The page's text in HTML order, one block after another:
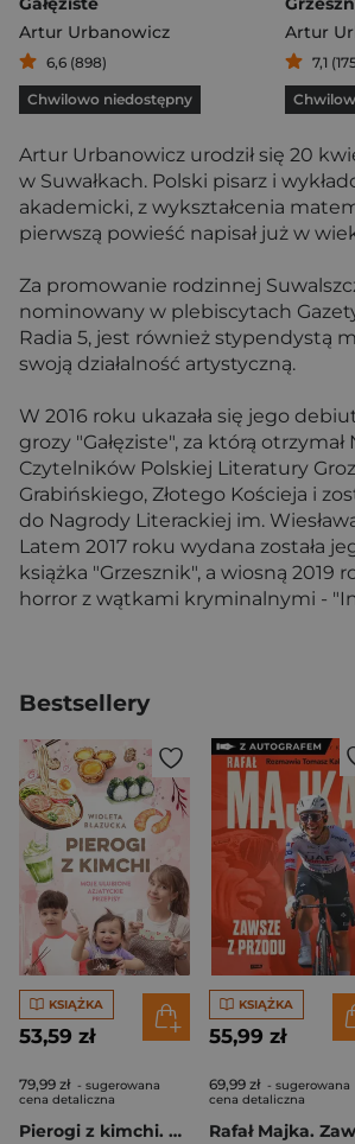
Artur Urbanowicz
6,6 (898)
Chwilowo niedostępny
Artur
7,1
Artur Urbanowicz urodził się 20
w Suwałkach. Polski pisarz i
akademicki, z wykształcenia
pierwszą powieść napisał już w
Za promowanie rodzinnej
nominowany w plebiscytach
Radia 5, jest również stypendystą
swoją działalność artystyczną.
W 2016 roku ukazała się jego
grozy "Gałęziste", za którą otrzymał
Czytelników Polskiej Literatury
Grabińskiego, Złotego Kościeja i
do Nagrody Literackiej im.
Latem 2017 roku wydana została
książka "Grzesznik", a wiosną 2019
horror z wątkami kryminalnymi -
Bestsellery
KSIĄŻKA
53,59 zł
79,99 zł - sugerowana
cena detaliczna
Pierogi z kimchi. Moje ulubione azjatyckie przepisy
KSIĄŻKA
55,99 zł
69,99 zł - sugerowana
cena detaliczna